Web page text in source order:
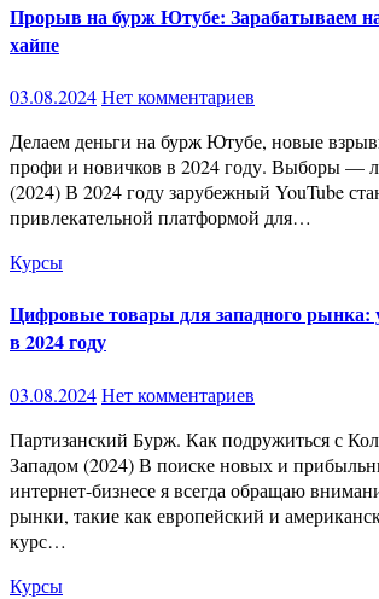
Прорыв на бурж Ютубе: Зарабатываем
хайпе
03.08.2024Нет комментариев
Делаем деньги на бурж Ютубе, новые взрывные темы, для
профи и новичков в 2024 году. Выборы —
(2024) В 2024 году зарубежный YouTube
привлекательной платформой для…
Курсы
Цифровые товары для западного рынка:
в 2024 году
03.08.2024Нет комментариев
Партизанский Бурж. Как подружиться с Коллективным
Западом (2024) В поиске новых и
интернет-бизнесе я всегда обращаю
рынки, такие как европейский и
курс…
Курсы